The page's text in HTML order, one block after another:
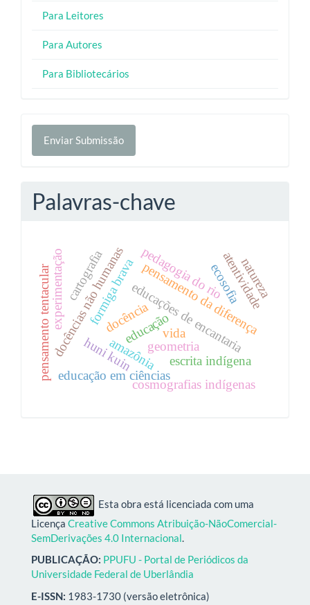
Para Leitores
Para Autores
Para Bibliotecários
Enviar
Submissão
Enviar Submissão
Palavras-chave
formiga brava
amazônia
educações de encantaria
docências não humanaseducação
pensamento tentacular pensamento da diferença
docência vida
educação em ciências
pedagogia do rioecosofia
cartografia
escrita indígena
huni kuin
cosmografias indígenas
atentividade
natureza
experimentação
geometria
Esta obra está licenciada com uma
Licença Creative Commons Atribuição-NãoComercial-
SemDerivações 4.0 Internacional.
PUBLICAÇÃO: PPUFU - Portal de Periódicos da
Universidade Federal de Uberlândia
E-ISSN: 1983-1730 (versão eletrônica)